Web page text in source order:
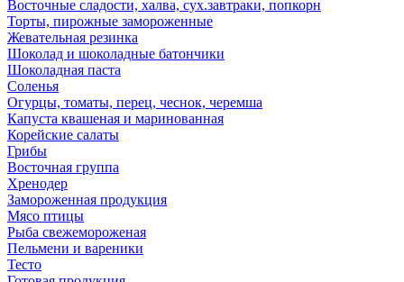
Восточные сладости, халва, сух.завтраки, попкорн
Торты, пирожные замороженные
Жевательная резинка
Шоколад и шоколадные батончики
Шоколадная паста
Соленья
Огурцы, томаты, перец, чеснок, черемша
Капуста квашеная и маринованная
Корейские салаты
Грибы
Восточная группа
Хренодер
Замороженная продукция
Мясо птицы
Рыба свежемороженая
Пельмени и вареники
Тесто